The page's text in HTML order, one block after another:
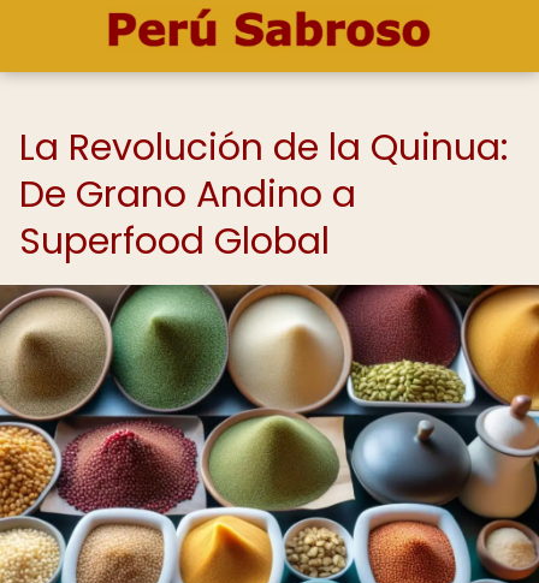
La Revolución de la Quinua:
De Grano Andino a
Superfood Global